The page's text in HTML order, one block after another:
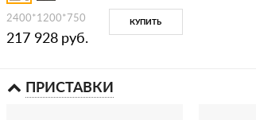
2400*1200*750
217 928 руб.
КУПИТЬ
ПРИСТАВКИ